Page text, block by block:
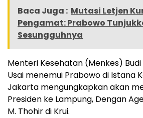
Baca Juga : Mutasi Letjen
Pengamat: Prabowo
Sesungguhnya
Menteri Kesehatan (Menkes) Budi
Usai menemui Prabowo di Istana
Jakarta mengungkapkan akan
Presiden ke Lampung, Dengan
M. Thohir di Krui.